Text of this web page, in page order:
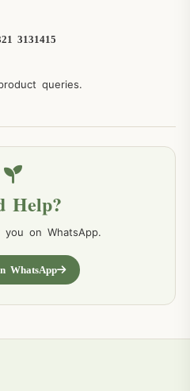
3131415
queries.
Help?
you on WhatsApp.
WhatsApp